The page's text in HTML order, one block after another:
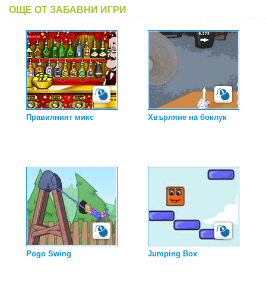
ОЩЕ ОТ ЗАБАВНИ ИГРИ
Правилният микс Хвърляне на боклук
Pogo Swing Jumping Box